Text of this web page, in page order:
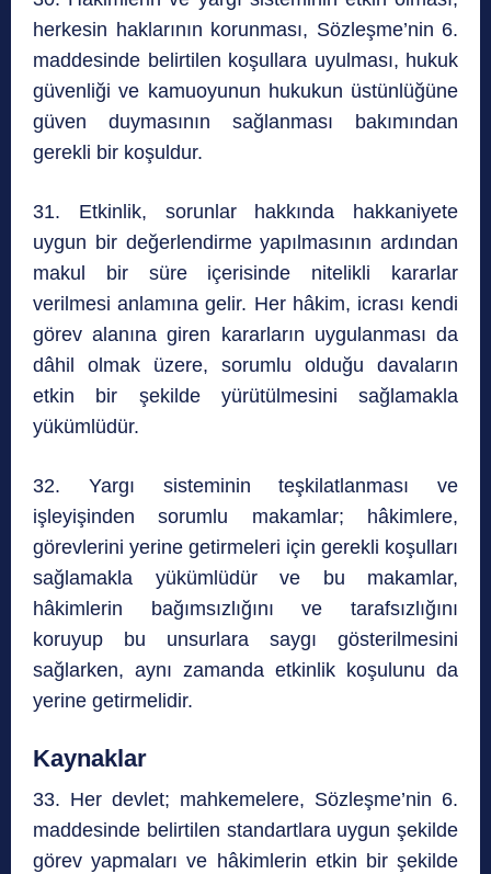
herkesin haklarının korunması, Sözleşme’nin 6.
maddesinde belirtilen koşullara uyulması, hukuk
güvenliği ve kamuoyunun hukukun üstünlüğüne
güven duymasının sağlanması bakımından
gerekli bir koşuldur.
31. Etkinlik, sorunlar hakkında hakkaniyete
uygun bir değerlendirme yapılmasının ardından
makul bir süre içerisinde nitelikli kararlar
verilmesi anlamına gelir. Her hâkim, icrası kendi
görev alanına giren kararların uygulanması da
dâhil olmak üzere, sorumlu olduğu davaların
etkin bir şekilde yürütülmesini sağlamakla
yükümlüdür.
32. Yargı sisteminin teşkilatlanması ve
işleyişinden sorumlu makamlar; hâkimlere,
görevlerini yerine getirmeleri için gerekli koşulları
sağlamakla yükümlüdür ve bu makamlar,
hâkimlerin bağımsızlığını ve tarafsızlığını
koruyup bu unsurlara saygı gösterilmesini
sağlarken, aynı zamanda etkinlik koşulunu da
yerine getirmelidir.
Kaynaklar
33. Her devlet; mahkemelere, Sözleşme’nin 6.
maddesinde belirtilen standartlara uygun şekilde
görev yapmaları ve hâkimlerin etkin bir şekilde